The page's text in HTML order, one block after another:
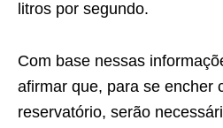
litros por segundo.
Com base nessas
afirmar que, para se encher
reservatório, serão